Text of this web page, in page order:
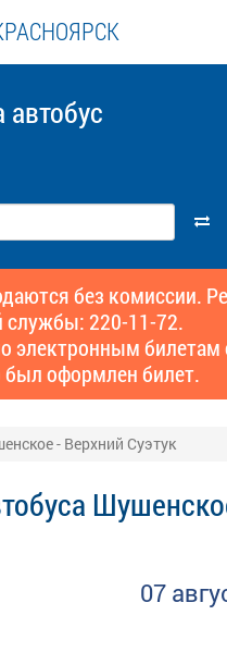
автобус
без комиссии.
службы: 220-11-72.
электронным
был оформлен билет.
- Верхний Суэтук
07